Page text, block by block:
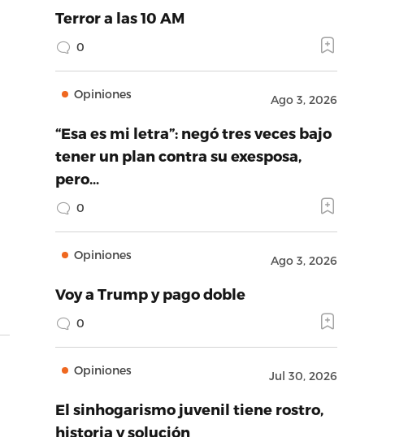
Terror a las 10 AM
0
Opiniones Ago 3, 2026
“Esa es mi letra”: negó tres veces bajo
tener un plan contra su exesposa,
pero…
0
Opiniones Ago 3, 2026
Voy a Trump y pago doble
0
Opiniones Jul 30, 2026
El sinhogarismo juvenil tiene rostro,
historia y solución